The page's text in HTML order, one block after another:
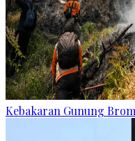
Kebakaran Gunung